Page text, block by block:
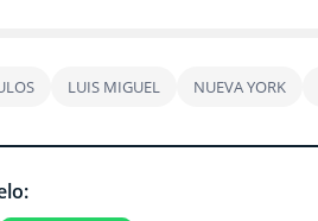
LUIS MIGUEL NUEVA YORK